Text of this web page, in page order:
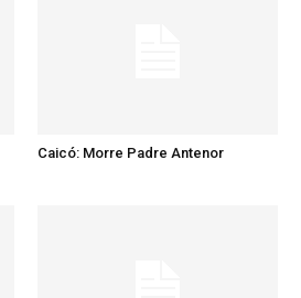
Caicó: Morre Padre Antenor